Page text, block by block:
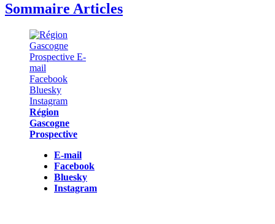
Sommaire Articles
Région
Gascogne
Prospective
E-mail
Facebook
Bluesky
Instagram